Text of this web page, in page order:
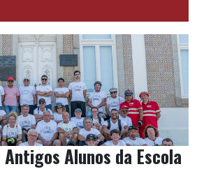
Alunos da Escola